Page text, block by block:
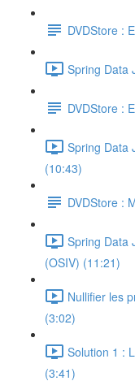
DVDStore :
Spring Data
DVDStore :
Spring Data
(10:43)
DVDStore :
Spring Data
(OSIV) (11:21)
Nullifier les
(3:02)
Solution 1 :
(3:41)